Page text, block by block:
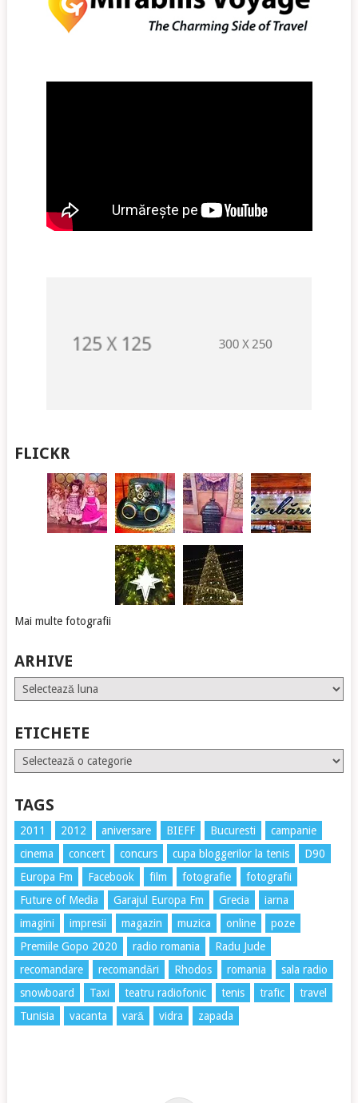
FLICKR
Mai multe fotografii
ARHIVE
Arhive
ETICHETE
Etichete
TAGS
2011 2012 aniversare BIEFF Bucuresti
campanie
cinema
concert concurs cupa bloggerilor la tenis
D90
Europa Fm
Facebook film fotografie
fotografii
Future of Media
Garajul Europa Fm Grecia
iarna
imagini
impresii magazin muzica online
poze
Premiile Gopo 2020
radio romania
Radu Jude
recomandare
recomandări Rhodos romania
sala radio
snowboard
Taxi teatru radiofonic tenis trafic
travel
Tunisia
vacanta vară vidra zapada